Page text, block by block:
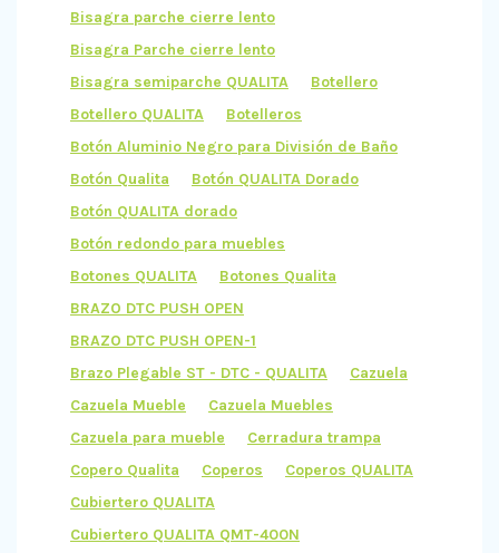
Bisagra parche cierre lento
Bisagra Parche cierre lento
Bisagra semiparche QUALITA
Botellero
Botellero QUALITA
Botelleros
Botón Aluminio Negro para División de Baño
Botón Qualita
Botón QUALITA Dorado
Botón QUALITA dorado
Botón redondo para muebles
Botones QUALITA
Botones Qualita
BRAZO DTC PUSH OPEN
BRAZO DTC PUSH OPEN-1
Brazo Plegable ST - DTC - QUALITA
Cazuela
Cazuela Mueble
Cazuela Muebles
Cazuela para mueble
Cerradura trampa
Copero Qualita
Coperos
Coperos QUALITA
Cubiertero QUALITA
Cubiertero QUALITA QMT-400N